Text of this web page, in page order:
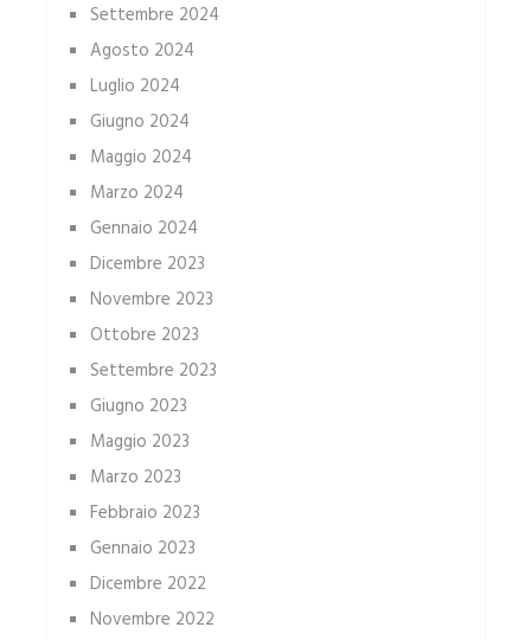
Settembre 2024
Agosto 2024
Luglio 2024
Giugno 2024
Maggio 2024
Marzo 2024
Gennaio 2024
Dicembre 2023
Novembre 2023
Ottobre 2023
Settembre 2023
Giugno 2023
Maggio 2023
Marzo 2023
Febbraio 2023
Gennaio 2023
Dicembre 2022
Novembre 2022